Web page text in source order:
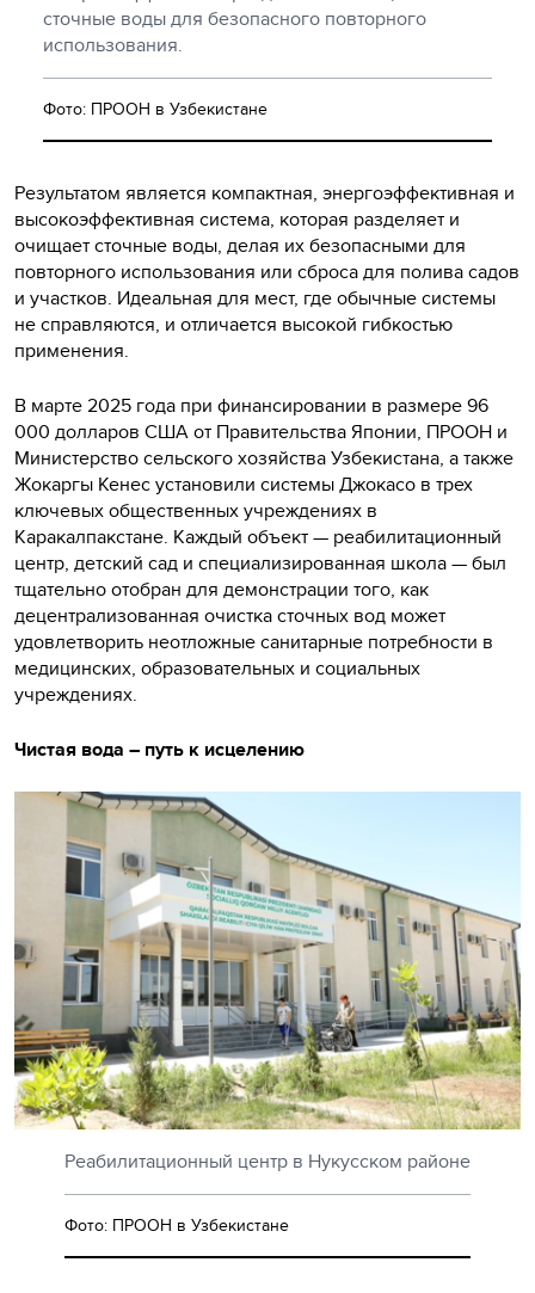
сточные воды для безопасного повторного
использования.
Фото: ПРООН в Узбекистане
Результатом является компактная, энергоэффективная и
высокоэффективная система, которая разделяет и
очищает сточные воды, делая их безопасными для
повторного использования или сброса для полива садов
и участков. Идеальная для мест, где обычные системы
не справляются, и отличается высокой гибкостью
применения.
В марте 2025 года при финансировании в размере 96
000 долларов США от Правительства Японии, ПРООН и
Министерство сельского хозяйства Узбекистана, а также
Жокаргы Кенес установили системы Джокасо в трех
ключевых общественных учреждениях в
Каракалпакстане. Каждый объект — реабилитационный
центр, детский сад и специализированная школа — был
тщательно отобран для демонстрации того, как
децентрализованная очистка сточных вод может
удовлетворить неотложные санитарные потребности в
медицинских, образовательных и социальных
учреждениях.
Чистая вода – путь к исцелению
Реабилитационный центр в Нукусском районе
Фото: ПРООН в Узбекистане